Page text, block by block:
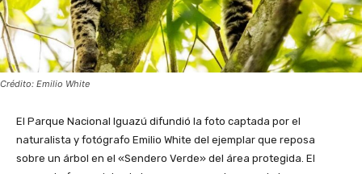
Crédito: Emilio White
El Parque Nacional Iguazú difundió la foto captada por el
naturalista y fotógrafo Emilio White del ejemplar que reposa
sobre un árbol en el «Sendero Verde» del área protegida. El